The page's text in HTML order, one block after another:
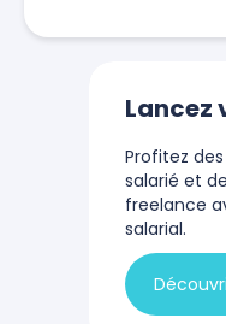
Profitez
salarié et
freelance
salarial.